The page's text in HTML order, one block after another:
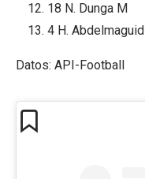
18 N. Dunga M
4 H. Abdelmaguid
Datos: API-Football